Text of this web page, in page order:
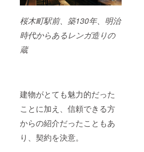
桜木町駅前、築130年、明治
時代からあるレンガ造りの
蔵
建物がとても魅力的だった
ことに加え、信頼できる方
からの紹介だったこともあ
り、契約を決意。